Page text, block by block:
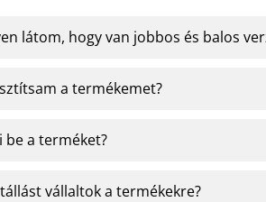
látom, hogy van jobbos és balos
a termékemet?
be a terméket?
vállaltok a termékekre?